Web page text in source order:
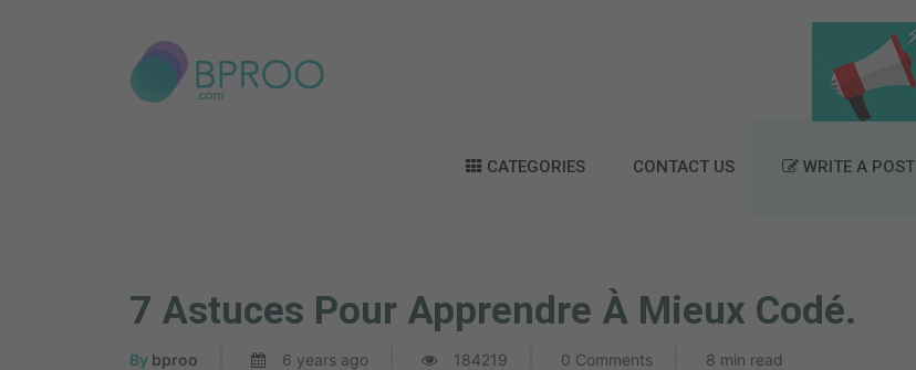
CATEGORIES CONTACT US WRITE A POST
7 Astuces Pour Apprendre À Mieux Codé.
By bproo 6 years ago 184219 0 Comments 8 min read